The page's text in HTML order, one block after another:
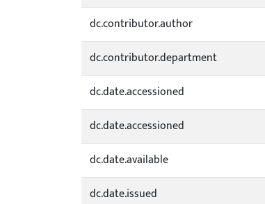
dc.contributor.author
dc.contributor.department
dc.date.accessioned
dc.date.accessioned
dc.date.available
dc.date.issued